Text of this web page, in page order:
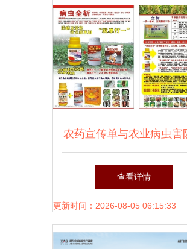
农药宣传单与农业病虫害
活动指南
查看详情
更新时间：2026-08-05 06:15:33